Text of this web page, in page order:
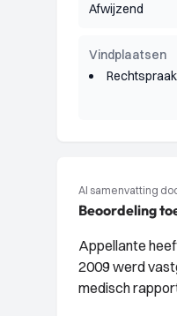
Afwijzend
Vindplaatsen
AI samenvatting
Beoordeling
Appellante
2009 werd
medisch